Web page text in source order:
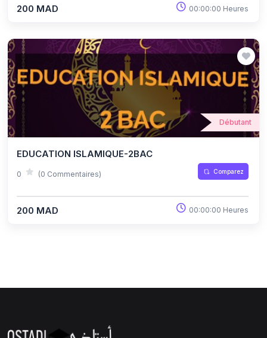
200 MAD 00:00:00 Heures
Débutant
EDUCATION ISLAMIQUE-2BAC
0 (0 Commentaires) Comparez
200 MAD 00:00:00 Heures